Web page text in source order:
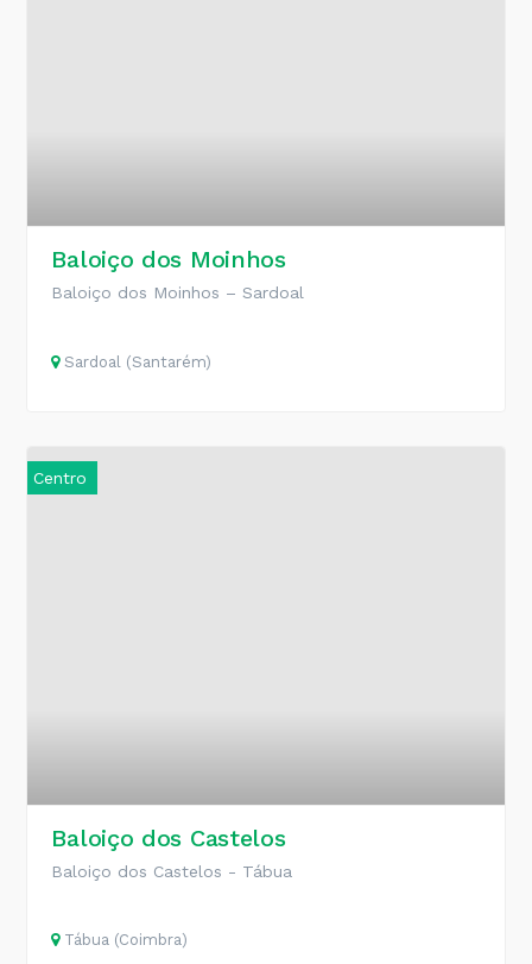
Baloiço dos Moinhos
Baloiço dos Moinhos – Sardoal
Sardoal (Santarém)
Centro
Baloiço dos Castelos
Baloiço dos Castelos - Tábua
Tábua (Coimbra)